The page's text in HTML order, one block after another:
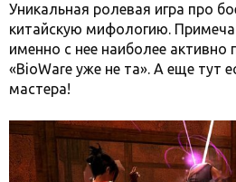
Уникальная ролевая игра про
китайскую мифологию.
именно с нее наиболее активно
«BioWare уже не та». А еще тут
мастера!